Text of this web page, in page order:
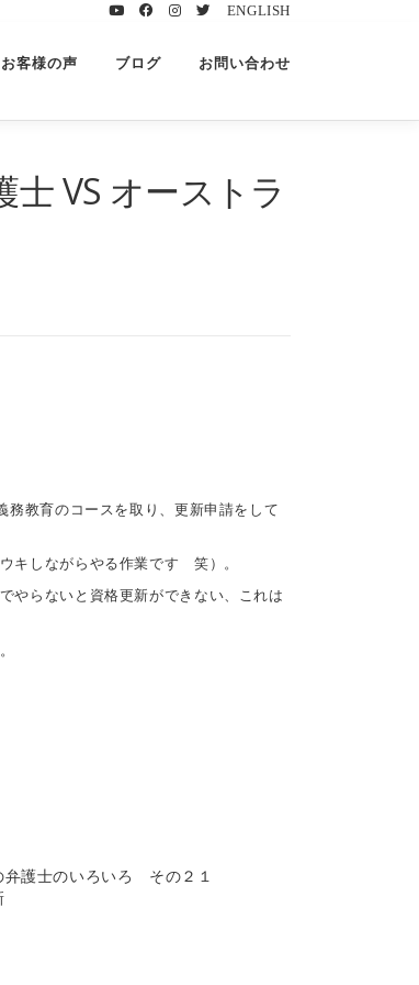
ENGLISH
お客様の声 ブログ お問い合わせ
VS オーストラ
務教育のコースを取り、更新申請をして
キしながらやる作業です 笑）。
やらないと資格更新ができない、これは
弁護士のいろいろ その２１